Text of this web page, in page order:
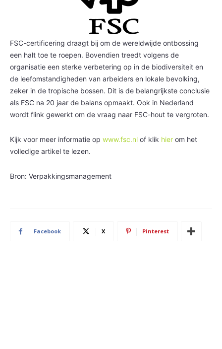
FSC-certificering draagt bij om de wereldwijde ontbossing
een halt toe te roepen. Bovendien treedt volgens de
organisatie een sterke verbetering op in de biodiversiteit en
de leefomstandigheden van arbeiders en lokale bevolking,
zeker in de tropische bossen. Dit is de belangrijkste conclusie
als FSC na 20 jaar de balans opmaakt. Ook in Nederland
wordt flink gewerkt om de vraag naar FSC-hout te vergroten.
Kijk voor meer informatie op www.fsc.nl of klik hier om het
volledige artikel te lezen.
Bron: Verpakkingsmanagement
Facebook X Pinterest